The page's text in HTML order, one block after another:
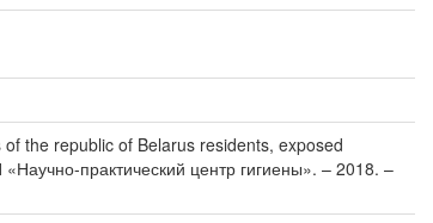
the republic of Belarus residents, exposed
практический центр гигиены». – 2018. –